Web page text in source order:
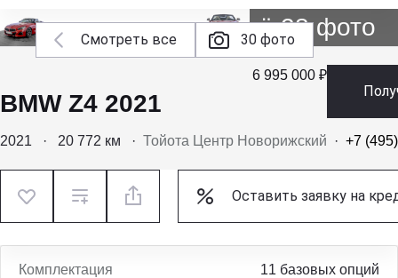
Смотреть все 30 фото
Ещё 28 фото
BMW Z4 2021
6 995 000 ₽
2021 · 20 772 км · Тойота Центр Новорижский · +7
Оставить заявку на
Комплектация 11 базовых опций